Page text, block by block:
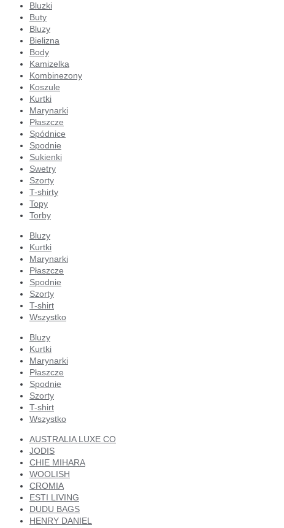
Bluzki
Buty
Bluzy
Bielizna
Body
Kamizelka
Kombinezony
Koszule
Kurtki
Marynarki
Płaszcze
Spódnice
Spodnie
Sukienki
Swetry
Szorty
T-shirty
Topy
Torby
Bluzy
Kurtki
Marynarki
Płaszcze
Spodnie
Szorty
T-shirt
Wszystko
Bluzy
Kurtki
Marynarki
Płaszcze
Spodnie
Szorty
T-shirt
Wszystko
AUSTRALIA LUXE CO
JODIS
CHIE MIHARA
WOOLISH
CROMIA
ESTI LIVING
DUDU BAGS
HENRY DANIEL